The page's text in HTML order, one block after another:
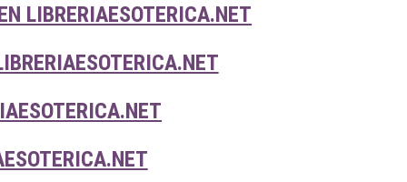
LIBRERIAESOTERICA.NET